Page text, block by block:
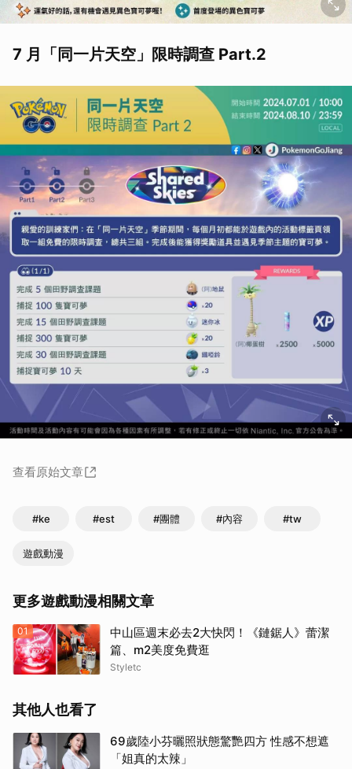
7 月「同一片天空」限時調查 Part.2
查看原始文章
#ke #est #團體 #內容 #tw
遊戲動漫
更多遊戲動漫相關文章
01
中山區週末必去2大快閃！《鏈鋸人》蕾潔
篇、m2美度免費逛
Styletc
其他人也看了
69歲陸小芬曬照狀態驚艷四方 性感不想遮
「姐真的太辣」